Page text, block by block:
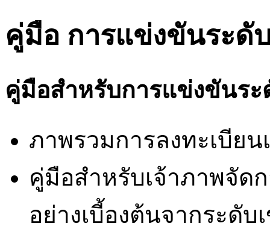
คู่มือ การแข่งขันระดั
คู่มือสำหรับการแข่งขันร
ภาพรวมการลงทะเบีย
คู่มือสำหรับเจ้าภาพจัด
อย่างเบี้องต้นจากระดับ